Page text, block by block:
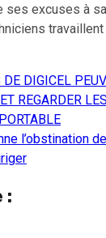
ses excuses à
DIGICEL
REGARDER
l’obstination
: